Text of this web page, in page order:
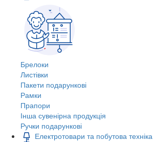
Брелоки
Листівки
Пакети подарункові
Рамки
Прапори
Інша сувенірна продукція
Ручки подарункові
Електротовари та побутова техніка